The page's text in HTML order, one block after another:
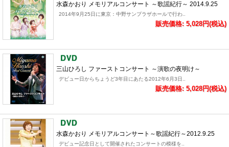
水森かおり メモリアルコンサート ～歌謡紀行～ 2014.9.25
2014年9月25日に東京：中野サンプラザホールで行わ..
販売価格: 5,028円(税込)
三山ひろし ファーストコンサート ～演歌の夜明け～
デビュー日からちょうど3年目にあたる2012年6月3日..
販売価格: 5,028円(税込)
水森かおり メモリアルコンサート～歌謡紀行～2012.9.25
デビュー記念日として開催されたコンサートの模様を..